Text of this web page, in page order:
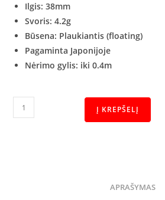
Ilgis: 38mm
Svoris: 4.2g
Būsena: Plaukiantis(floating)
Pagaminta Japonijoje
Nėrimo gylis: iki 0.4m
Į KREPŠELĮ
APRAŠYMAS